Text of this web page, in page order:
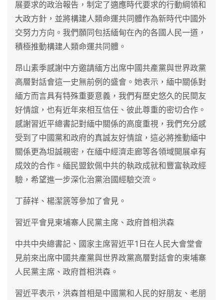
展要求的政治報告，制定了適應時代要求的行動綱領和
大政方針，並將構建人類命運共同體作為新時代中國外
交努力方向。我們願同包括緬甸在內的各國人民一道，
積極推動構建人類命運共同體。
昂山素季感謝中方邀請緬方出席中國共產黨與世界政黨
高層對話會這一史無前例的盛會。她表示，緬中關係對
緬方而言具有特殊重要意義，我們有歷史悠久的民間友
好情誼，也有近年來相互信任、彼此尊重的密切合作。
感謝習近平總書記對緬中關係的高度重視，我們充分感
受到了中國黨和政府的真誠友好情誼，這必將推動緬中
關係更為坦誠親密，在緬中經濟走廊等各領域開展卓有
成效的合作。緬民盟欽佩中共的執政成就和豐富執政經
驗，希望進一步深化治黨治國經驗交流。
丁薛祥、楊潔篪等參加了會見。
習近平會見柬埔寨人民黨主席、政府首相洪森
中共中央總書記、國家主席習近平1日在人民大會堂會
見前來出席中國共產黨與世界政黨高層對話會的柬埔寨
人民黨主席、政府首相洪森。
習近平表示，洪森首相是中國黨和人民的好朋友、老朋